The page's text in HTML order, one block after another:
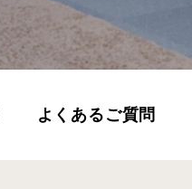
よくあるご質問